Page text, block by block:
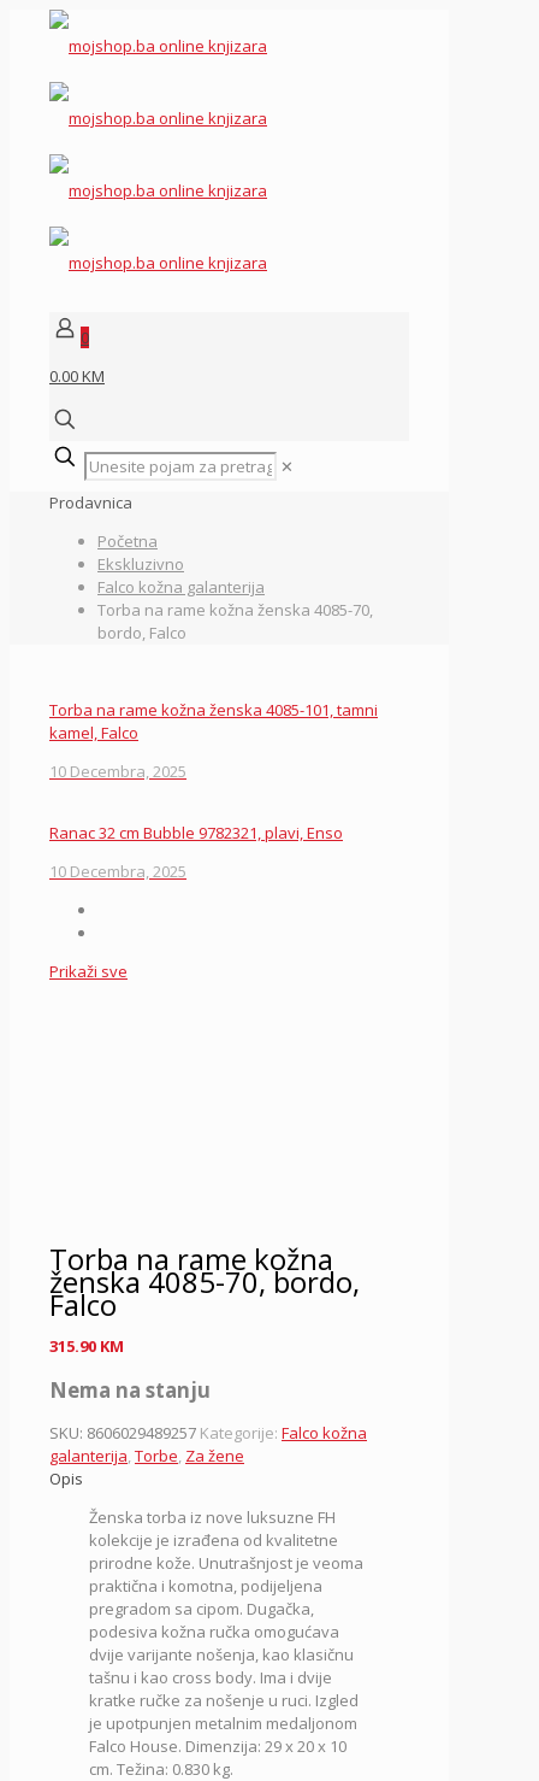
0
0.00 KM
✕
Prodavnica
Početna
Ekskluzivno
Falco kožna galanterija
Torba na rame kožna ženska 4085-70,
bordo, Falco
Torba na rame kožna ženska 4085-101, tamni
kamel, Falco
10 Decembra, 2025
Ranac 32 cm Bubble 9782321, plavi, Enso
10 Decembra, 2025
Prikaži sve
Torba na rame kožna
ženska 4085-70, bordo,
Falco
315.90 KM
Nema na stanju
SKU: 8606029489257 Kategorije: Falco kožna
galanterija,Torbe, Za žene
Opis
Ženska torba iz nove luksuzne FH
kolekcije je izrađena od kvalitetne
prirodne kože. Unutrašnjost je veoma
praktična i komotna, podijeljena
pregradom sa cipom. Dugačka,
podesiva kožna ručka omogućava
dvije varijante nošenja, kao klasičnu
tašnu i kao cross body. Ima i dvije
kratke ručke za nošenje u ruci. Izgled
je upotpunjen metalnim medaljonom
Falco House. Dimenzija: 29 x 20 x 10
cm. Težina: 0.830 kg.